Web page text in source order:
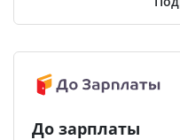
До зарплаты